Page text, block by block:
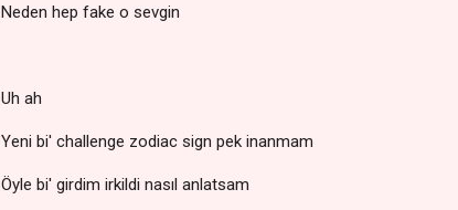
Neden hep fake o sevgin
Uh ah
Yeni bi' challenge zodiac sign pek inanmam
Öyle bi' girdim irkildi nasıl anlatsam